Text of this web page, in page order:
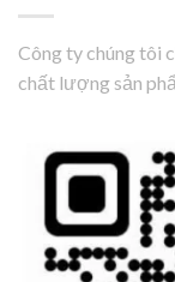
Công ty chúng tôi
chất lượng sản